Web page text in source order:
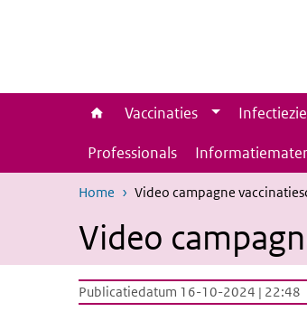
Vaccinaties
Professionals
Home Video campagne
Video
Publicatiedatum 16-10-2024 | 22:48